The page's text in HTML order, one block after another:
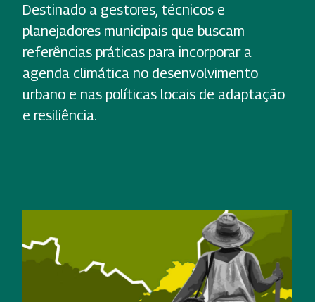
Destinado a gestores, técnicos e
planejadores municipais que buscam
referências práticas para incorporar a
agenda climática no desenvolvimento
urbano e nas políticas locais de adaptação
e resiliência.